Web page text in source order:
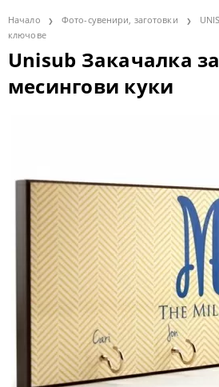
Начало Фото-сувенири, заготовки
ключове
Unisub Закачалка
месингови куки